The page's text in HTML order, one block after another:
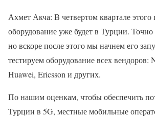
Ахмет Акча: В четвертом квартале этого
оборудование уже будет в Турции. Точно
но вскоре после этого мы начнем его
тестируем оборудование всех вендоров:
Huawei, Ericsson и других.
По нашим оценкам, чтобы обеспечить
Турции в 5G, местные мобильные